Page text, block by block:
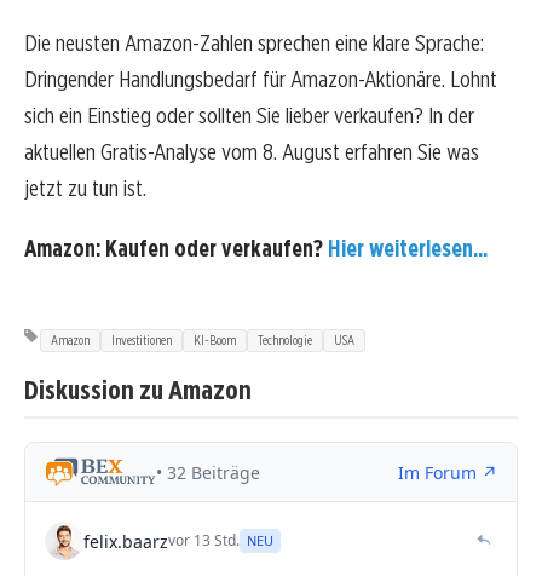
Die neusten Amazon-Zahlen sprechen eine klare Sprache:
Dringender Handlungsbedarf für Amazon-Aktionäre. Lohnt
sich ein Einstieg oder sollten Sie lieber verkaufen? In der
aktuellen Gratis-Analyse vom 8. August erfahren Sie was
jetzt zu tun ist.
Amazon: Kaufen oder verkaufen? Hier weiterlesen...
Amazon Investitionen KI-Boom Technologie USA
Diskussion zu Amazon